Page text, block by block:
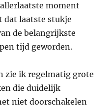
moment
dat laatste stukje
de belangrijkste
tijd geworden.
zie ik regelmatig grote
die duidelijk
niet doorschakelen